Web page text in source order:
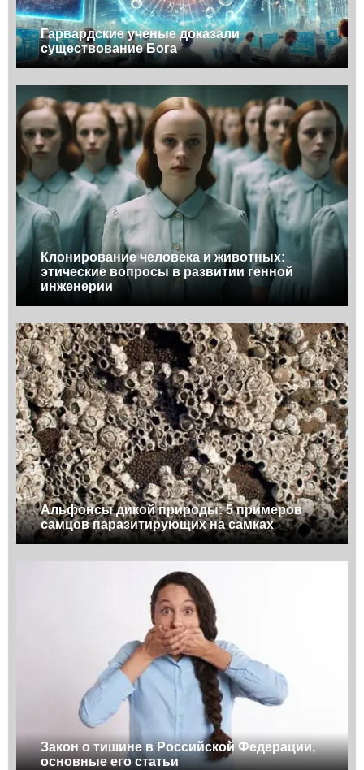
Гарвардские ученые доказали
существование Бога
Клонирование человека и животных:
этические вопросы в развитии генной
инженерии
Альфонсы дикой природы: 5 примеров
самцов паразитирующих на самках
Закон о тишине в Российской Федерации,
основные его статьи